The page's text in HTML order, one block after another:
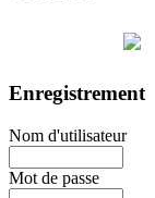
Enregistrement
Nom d'utilisateur
Mot de passe